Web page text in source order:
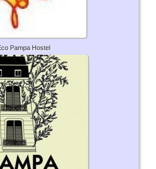
Pampa Hostel